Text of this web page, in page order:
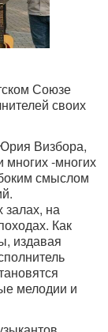
Союзе
своих
Визбора,
многих -многих
смыслом
залах, на
Как
издавая
мелодии и